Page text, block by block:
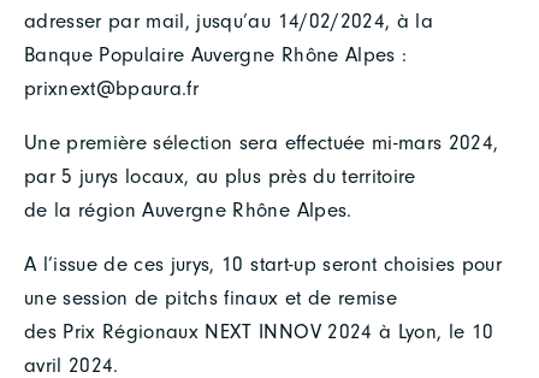
adresser par mail, jusqu’au 14/02/2024, à la
Banque Populaire Auvergne Rhône Alpes :
prixnext@bpaura.fr
Une première sélection sera effectuée mi-mars 2024,
par 5 jurys locaux, au plus près du territoire
de la région Auvergne Rhône Alpes.
A l’issue de ces jurys, 10 start-up seront choisies pour
une session de pitchs finaux et de remise
des Prix Régionaux NEXT INNOV 2024 à Lyon, le 10
avril 2024.